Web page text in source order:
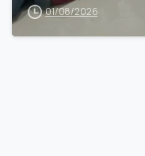
01/08/2026